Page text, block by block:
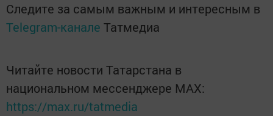
Следите за самым важным и интересным в
Telegram-канале Татмедиа
Читайте новости Татарстана в
национальном мессенджере MАХ:
https://max.ru/tatmedia